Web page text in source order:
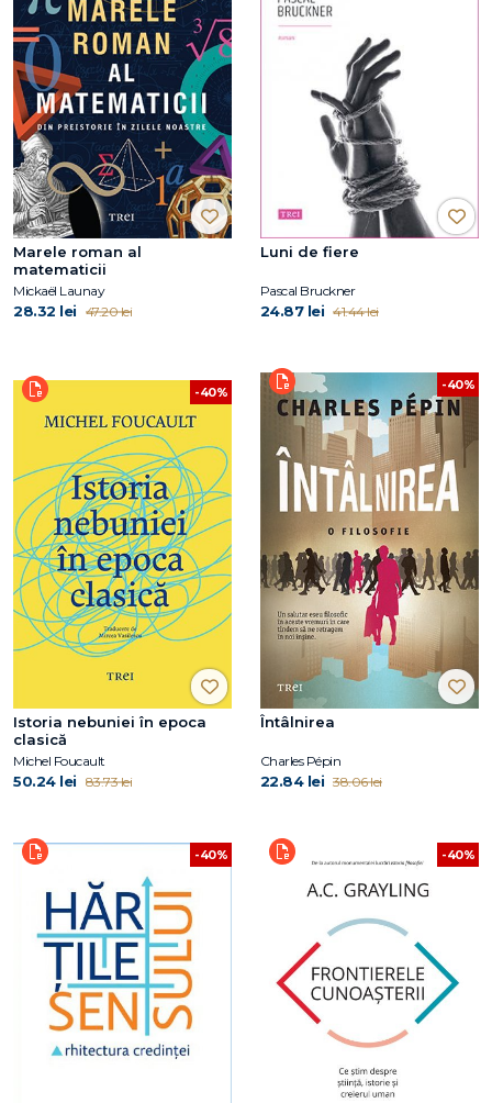
Marele roman al
matematicii
Mickaël Launay
28.32 lei 47.20 lei
Luni de fiere
Pascal Bruckner
24.87 lei 41.44 lei
-40%
Istoria nebuniei în epoca
clasică
Michel Foucault
50.24 lei 83.73 lei
-40%
Întâlnirea
Charles Pépin
22.84 lei 38.06 lei
-40% -40%